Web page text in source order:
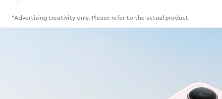
*Advertising creativity only. Please refer to the actual product.